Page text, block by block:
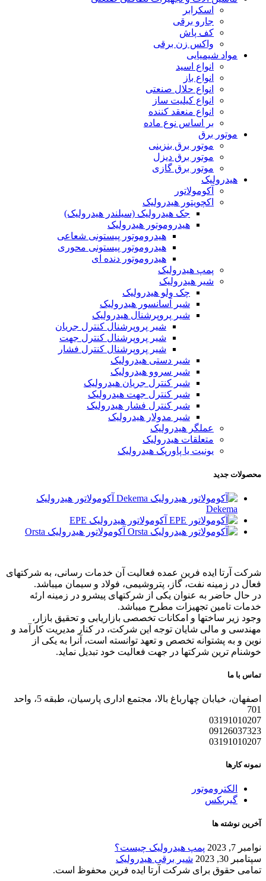
اسکرابر
جارو برقی
کف پاش
واکس زن برقی
مواد شیمیایی
انواع اسید
انواع باز
انواع حلال صنعتی
انواع کیلیت ساز
انواع منعقد کننده
بر اساس نوع ماده
موتور برق
موتور برق بنزینی
موتور برق دیزل
موتور برق گازی
هیدرولیک
آکومولاتور
اکچویتور هیدرولیک
جک هیدرولیک (سیلندر هیدرولیک)
هیدروموتور هیدرولیک
هیدروموتور پیستونی شعاعی
هیدروموتور پیستونی محوری
هیدروموتور دنده ای
پمپ هیدرولیک
شیر هیدرولیک
چک ولو هیدرولیک
شیر آسانسور هیدرولیک
شیر پروپرشنال هیدرولیک
شیر پروپرشنال کنترل جریان
شیر پروپرشنال کنترل جهت
شیر پروپرشنال کنترل فشار
شیر دستی هیدرولیک
شیر سروو هیدرولیک
شیر کنترل جریان هیدرولیک
شیر کنترل جهت هیدرولیک
شیر کنترل فشار هیدرولیک
شیر مدولار هیدرولیک
عملگر هیدرولیک
متعلقات هیدرولیک
یونیت یا پاورپک هیدرولیک
محصولات جدید
آکومولاتور هیدرولیک
Dekema
آکومولاتور هیدرولیک EPE
آکومولاتور هیدرولیک Orsta
شرکت آرتا ایده فرین عمده فعالیت آن خدمات رسانی، به شرکتهای
فعال در زمینه نفت، گاز، پتروشیمی، فولاد و سیمان میباشد.
در حال حاضر به عنوان یکی از شرکتهای پیشرو در زمینه ارئه
خدمات تامین تجهیزات مطرح میباشد.
وجود زیر ساختها و امکانات تخصصی بازاریابی و تحقیق بازار،
مهندسی و مالی شایان توجه این شرکت، در کنار مدیریت کارآمد و
نوین و به پشتوانه تخصص و تعهد توانسته است، آنرا به یکی از
خوشنام ترین شرکتها در جهت فعالیت خود تبدیل نماید.
تماس با ما
اصفهان، خیابان چهارباغ بالا، مجتمع اداری پارسیان، طبقه 5، واحد
701
03191010207
09126037323
03191010207
نمونه کارها
الکتروموتور
گیربکس
آخرین نوشته ها
نوامبر 7, 2023
پمپ هیدرولیک چیست؟
سپتامبر 30, 2023
شیر برقی هیدرولیک
تمامی حقوق برای شرکت آرتا ایده فرین محفوظ است.